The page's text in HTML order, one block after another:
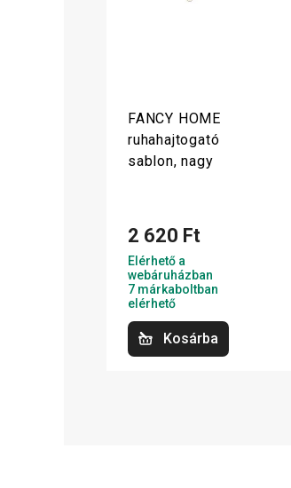
FANCY HOME
ruhahajtogató
sablon, nagy
2 620 Ft
Elérhető a
webáruházban
7 márkaboltban
elérhető
Kosárba